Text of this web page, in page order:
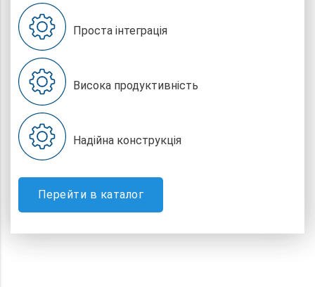
Проста інтеграція
Висока продуктивність
Надійна конструкція
Перейти в каталог